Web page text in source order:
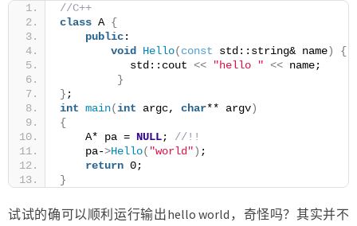
//C++
class A {
public:
void
Hello(const std::string& name)
{
           std::cout
<< "hello " << name;
}
} ;
int main(int argc, char** argv)
{
    A* pa =
NULL; //!!
    pa-
>Hello( "world") ;
return 0;
}
试试的确可以顺利运行输出hello world，奇怪吗？其实并不